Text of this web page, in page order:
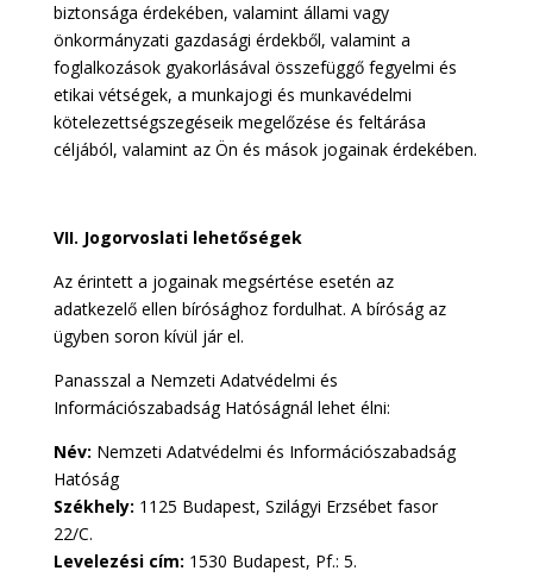
biztonsága érdekében, valamint állami vagy
önkormányzati gazdasági érdekből, valamint a
foglalkozások gyakorlásával összefüggő fegyelmi és
etikai vétségek, a munkajogi és munkavédelmi
kötelezettségszegéseik megelőzése és feltárása
céljából, valamint az Ön és mások jogainak érdekében.
VII. Jogorvoslati lehetőségek
Az érintett a jogainak megsértése esetén az
adatkezelő ellen bírósághoz fordulhat. A bíróság az
ügyben soron kívül jár el.
Panasszal a Nemzeti Adatvédelmi és
Információszabadság Hatóságnál lehet élni:
Név: Nemzeti Adatvédelmi és Információszabadság
Hatóság
Székhely: 1125 Budapest, Szilágyi Erzsébet fasor
22/C.
Levelezési cím: 1530 Budapest, Pf.: 5.